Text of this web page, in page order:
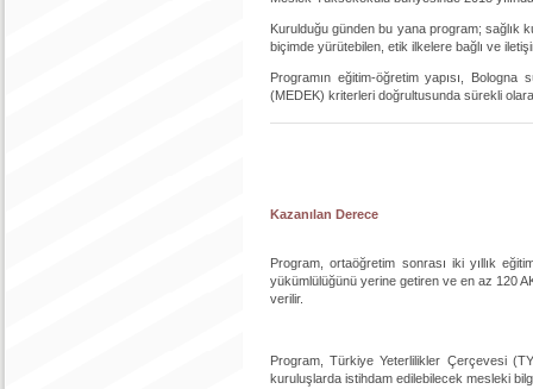
Kurulduğu günden bu yana program; sağlık
biçimde yürütebilen, etik ilkelere bağlı ve
Programın eğitim-öğretim yapısı,
(MEDEK) kriterleri doğrultusunda sürekli
Kazanılan Derece
Program, ortaöğretim sonrası iki yıllık
yükümlülüğünü yerine getiren ve en az 120
verilir.
Program, Türkiye Yeterlilikler Çerçevesi
kuruluşlarda istihdam edilebilecek mesleki